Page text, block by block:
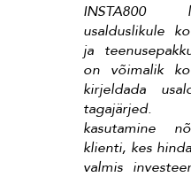
INSTA800
usalduslikule
ja
on võimalik
kirjeldada
kasutamine
klienti, kes
valmis